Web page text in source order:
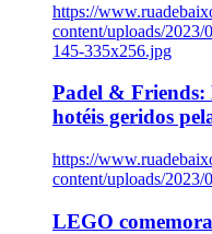
https://
content/uploads/2023/
145-335x256.jpg
Padel & Friends:
hotéis geridos
https://
content/uploads/2023/
LEGO